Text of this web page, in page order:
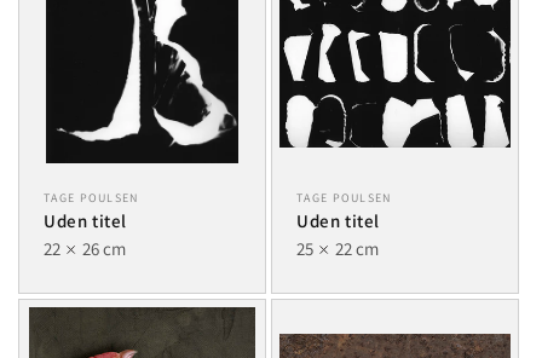
TAGE POULSEN
Uden titel
22
26 cm
TAGE POULSEN
Uden titel
25
22 cm